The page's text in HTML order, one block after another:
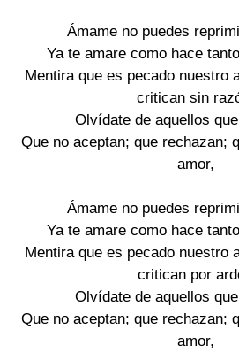
Ámame no puedes
Ya te amare como hace
Mentira que es pecado nuestro
critican sin
Olvídate de aquellos
Que no aceptan; que rechazan;
amor,
Ámame no puedes
Ya te amare como hace
Mentira que es pecado nuestro
critican por
Olvídate de aquellos
Que no aceptan; que rechazan;
amor,